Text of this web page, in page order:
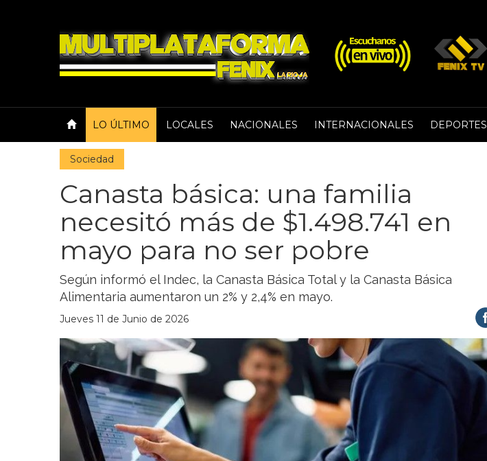
LO ÚLTIMO LOCALES NACIONALES INTERNACIONALES DEPORTES
Sociedad
Canasta básica: una familia
necesitó más de $1.498.741 en
mayo para no ser pobre
Según informó el Indec, la Canasta Básica Total y la Canasta Básica
Alimentaria aumentaron un 2% y 2,4% en mayo.
Jueves 11 de Junio de 2026